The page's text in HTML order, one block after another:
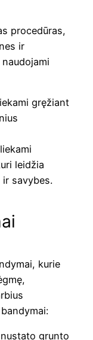
procedūras,
ir
gręžiant
leidžia
savybes.
kurie
grunto